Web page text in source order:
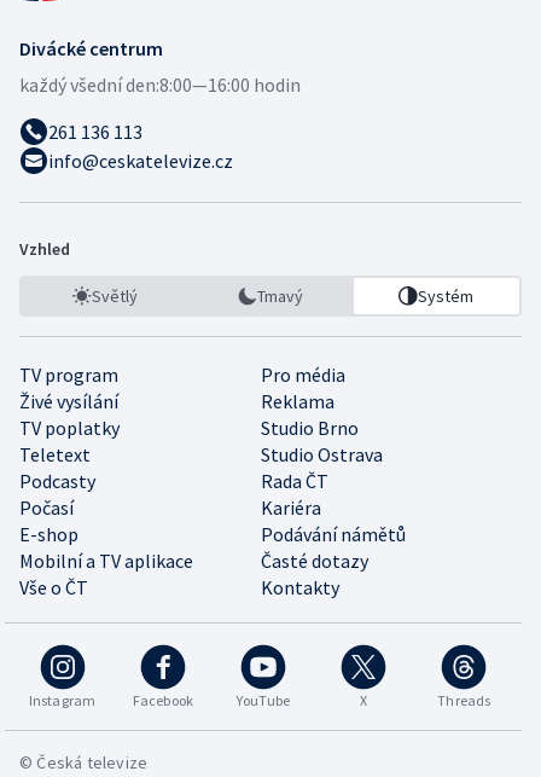
Divácké centrum
každý všední den:8:00—16:00 hodin
261 136 113
info@ceskatelevize.cz
Vzhled
Světlý Tmavý Systém
TV program
Pro média
Živé vysílání
Reklama
TV poplatky
Studio Brno
Teletext
Studio Ostrava
Podcasty
Rada ČT
Počasí
Kariéra
E-shop
Podávání námětů
Mobilní a TV aplikace
Časté dotazy
Vše o ČT
Kontakty
Instagram Facebook YouTube X Threads
© Česká televize